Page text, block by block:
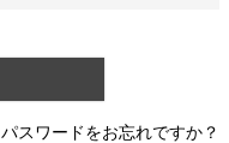
パスワードをお忘れですか？